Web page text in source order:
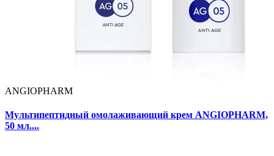
ANGIOPHARM
Мультипептидный омолаживающий крем ANGIOPHARM,
50 мл....